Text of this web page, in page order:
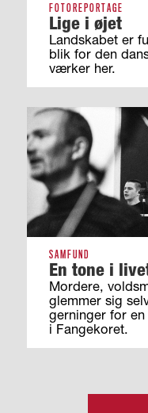
FOTOREPORTAGE
Lige i øjet
Landskabet er
blik for den
værker her.
SAMFUND
En tone i
Mordere,
glemmer sig
gerninger for
i Fangekoret.